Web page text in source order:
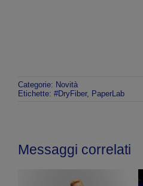
Categorie: Novità
Etichette: #DryFiber, PaperLab
Messaggi correlati